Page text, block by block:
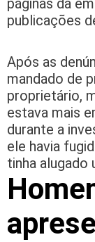
páginas da
publicações
Após as
mandado de
proprietário,
estava mais
durante a
ele havia
tinha alugado